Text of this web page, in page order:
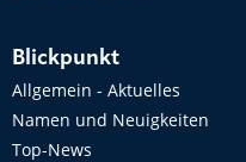
Blickpunkt
Allgemein - Aktuelles
Namen und Neuigkeiten
Top-News